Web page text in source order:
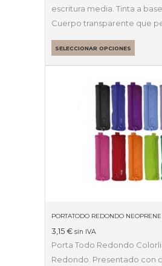
escritura media. Tinta a
Cuerpo transparente que
SELECCIONAR OPCIONES
PORTATODO REDONDO
3,15 € sin IVA
Porta Todo Redondo
Redondo. Presentado con